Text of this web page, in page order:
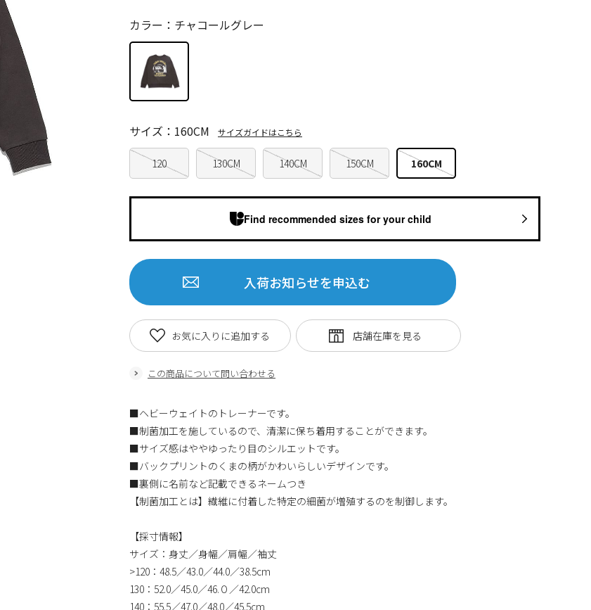
カラー：チャコールグレー
120 130CM 140CM 150CM 160CM
サイズ：160CM サイズガイドはこちら
入荷お知らせを申込む
この商品について問い合わせる
お気に入りに追加する
■ヘビーウェイトのトレーナーです。
■制菌加工を施しているので、清潔に保ち着用することができます。
■サイズ感はややゆったり目のシルエットです。
■バックプリントのくまの柄がかわいらしいデザインです。
■裏側に名前など記載できるネームつき
【制菌加工とは】繊維に付着した特定の細菌が増殖するのを制御します。
【採寸情報】
サイズ：身丈／身幅／肩幅／袖丈
>120：48.5／43.0／44.0／38.5cm
130：52.0／45.0／46.０／42.0cm
140：55.5／47.0／48.0／45.5cm
Find recommended sizes for your child